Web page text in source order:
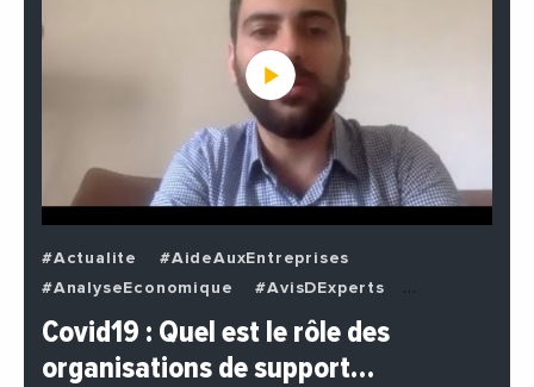
#Actualite
#AideAuxEntreprises
#AnalyseEconomique
#AvisDExperts
#BuzzNews
#Decideurs
#EchangesMediterraneens
#Economie
#EnDirectDe
#Entreprises
#Institutions
Covid19 : Quel est le rôle des
organisations de support…